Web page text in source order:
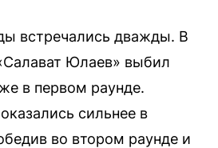
встречались дважды. В
Юлаев» выбил
в первом раунде.
сильнее в
во втором раунде и